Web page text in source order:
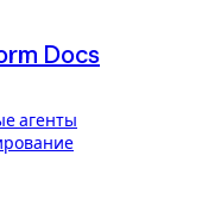
Docs
агенты